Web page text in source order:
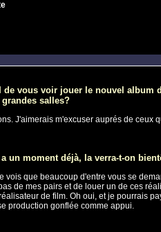
vous voir jouer le nouvel album
salles?
J'aimerais m'excuser auprés de ceux
un moment déjà, la verra-t-on
que beaucoup d'entre vous se
de mes pairs et de louer un de ces
de film. Oh oui, et je pourrais
production gonflée comme appui.